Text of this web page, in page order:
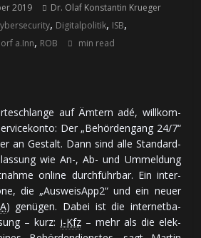
2019
Dr. Olaf Konstantin Krueger
, Digitalpolitik, ISB,
a.Inn, ROB min read
auf Äm­tern adé, will­kom­
Der „Be­hör­den­gang 24/7“
an Ge­stalt. Dann sind al­le Stan­dard­
wie An-, Ab- und Um­mel­dung
on­line durch­führ­bar. Ein in­ter­
die „AusweisApp2“ und ein neuer
) ge­nü­gen. Da­bei ist die in­ter­net­ba­
– kurz: i-Kfz– mehr als die elek­